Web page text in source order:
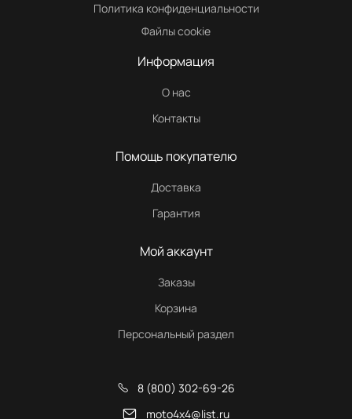
Политика конфиденциальности
Файлы cookie
Информация
О нас
Контакты
Помощь покупателю
Доставка
Гарантия
Мой аккаунт
Заказы
Корзина
Персональный раздел
8 (800) 302-69-26
moto4x4@list.ru